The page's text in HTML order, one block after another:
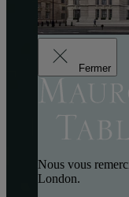
Fermer
Nous vous
London.